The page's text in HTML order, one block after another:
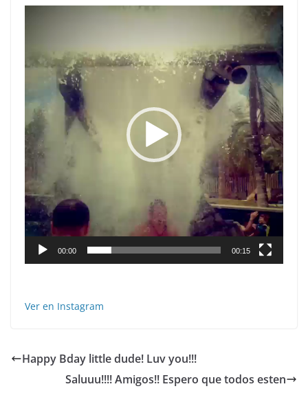
00:00 00:15
Ver en Instagram
Happy Bday little dude! Luv you!!!
Saluuu!!!! Amigos!! Espero que todos esten